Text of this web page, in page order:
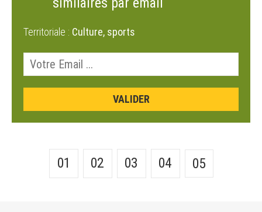
Territoriale : Culture, sports
01 02 03 04 05